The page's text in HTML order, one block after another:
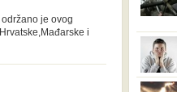
je ovog
i